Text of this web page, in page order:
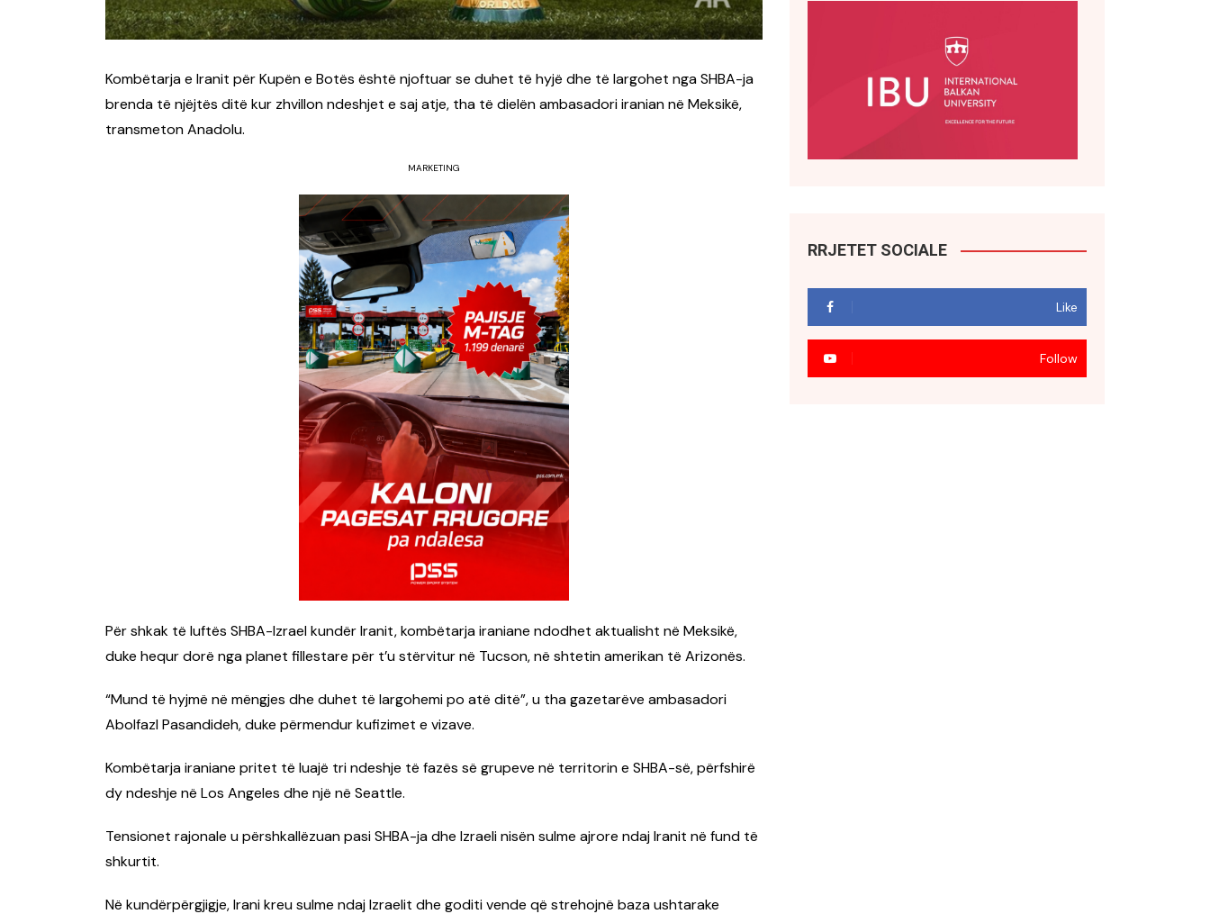
Kombëtarja e Iranit për Kupën e Botës është njoftuar se duhet të hyjë dhe të largohet nga SHBA-ja
brenda të njëjtës ditë kur zhvillon ndeshjet e saj atje, tha të dielën ambasadori iranian në Meksikë,
transmeton Anadolu.
MARKETING
Për shkak të luftës SHBA-Izrael kundër Iranit, kombëtarja iraniane ndodhet aktualisht në Meksikë,
duke hequr dorë nga planet fillestare për t’u stërvitur në Tucson, në shtetin amerikan të Arizonës.
“Mund të hyjmë në mëngjes dhe duhet të largohemi po atë ditë”, u tha gazetarëve ambasadori
Abolfazl Pasandideh, duke përmendur kufizimet e vizave.
Kombëtarja iraniane pritet të luajë tri ndeshje të fazës së grupeve në territorin e SHBA-së, përfshirë
dy ndeshje në Los Angeles dhe një në Seattle.
Tensionet rajonale u përshkallëzuan pasi SHBA-ja dhe Izraeli nisën sulme ajrore ndaj Iranit në fund të
shkurtit.
Në kundërpërgjigje, Irani kreu sulme ndaj Izraelit dhe goditi vende që strehojnë baza ushtarake
RRJETET SOCIALE
Like
Follow